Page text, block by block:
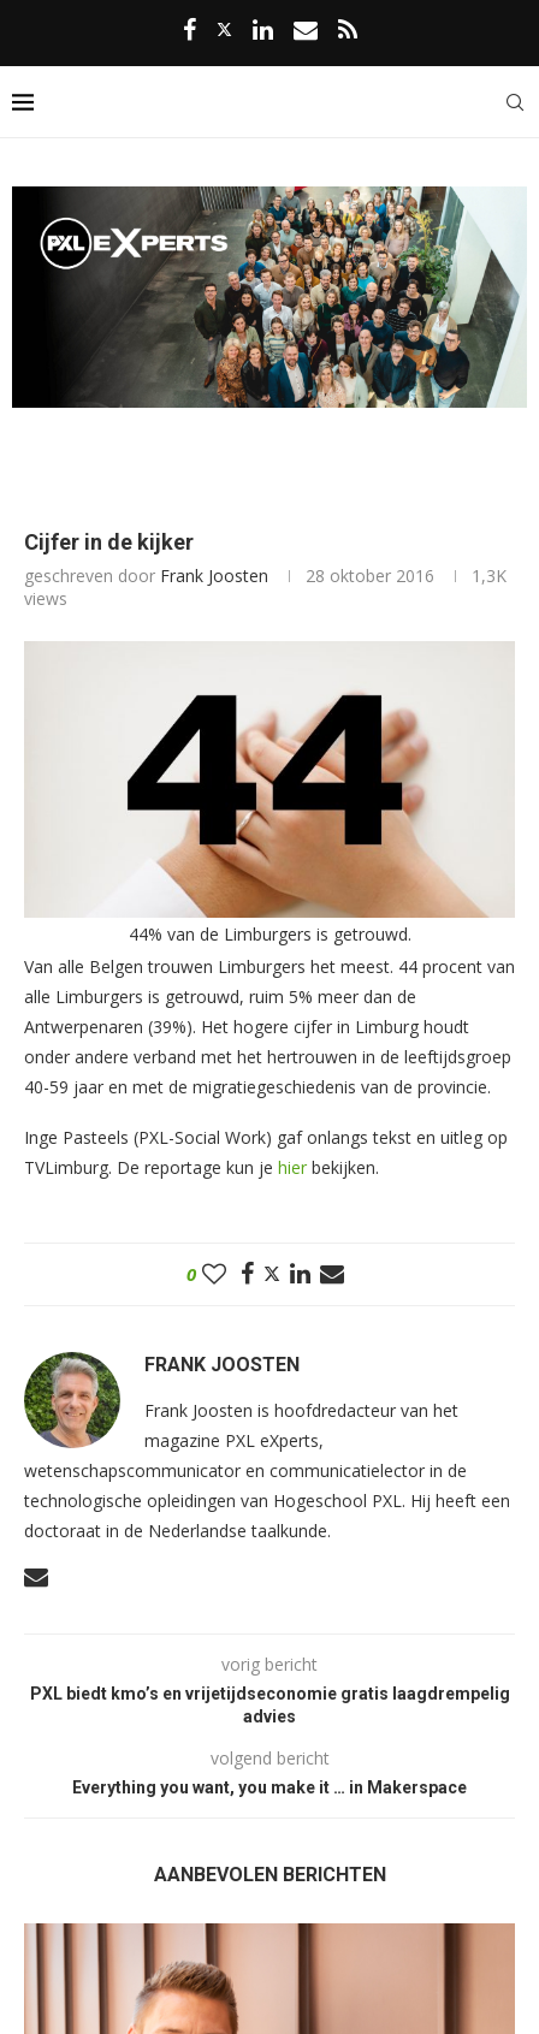
Cijfer in de kijker
geschreven door Frank Joosten 28 oktober 2016
1,3K
views
44% van de Limburgers is getrouwd.
Van alle Belgen trouwen Limburgers het meest. 44 procent van
alle Limburgers is getrouwd, ruim 5% meer dan de
Antwerpenaren (39%). Het hogere cijfer in Limburg houdt
onder andere verband met het hertrouwen in de leeftijdsgroep
40-59 jaar en met de migratiegeschiedenis van de provincie.
Inge Pasteels (PXL-Social Work) gaf onlangs tekst en uitleg op
TVLimburg. De reportage kun je hier bekijken.
0
FRANK JOOSTEN
Frank Joosten is hoofdredacteur van het
magazine PXL eXperts,
wetenschapscommunicator en communicatielector in de
technologische opleidingen van Hogeschool PXL. Hij heeft een
doctoraat in de Nederlandse taalkunde.
vorig bericht
PXL biedt kmo’s en vrijetijdseconomie gratis laagdrempelig
advies
volgend bericht
Everything you want, you make it … in Makerspace
AANBEVOLEN BERICHTEN